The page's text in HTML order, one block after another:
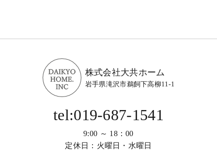
株式会社大共ホーム
岩手県滝沢市鵜飼下高柳11-1
tel:019-687-1541
9:00 ～ 18：00
定休日：火曜日・水曜日